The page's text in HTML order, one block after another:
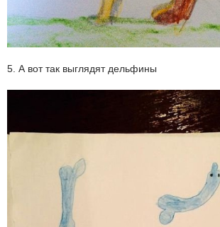
5. А вот так выглядят дельфины